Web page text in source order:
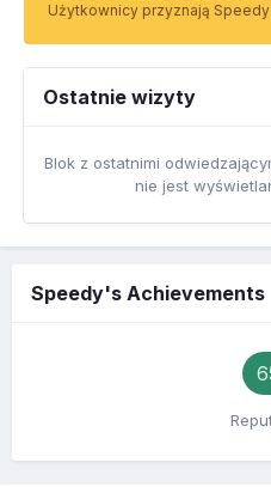
Użytkownicy przyznają
Ostatnie wizyty
Blok z ostatnimi
nie jest
Speedy's Achievements